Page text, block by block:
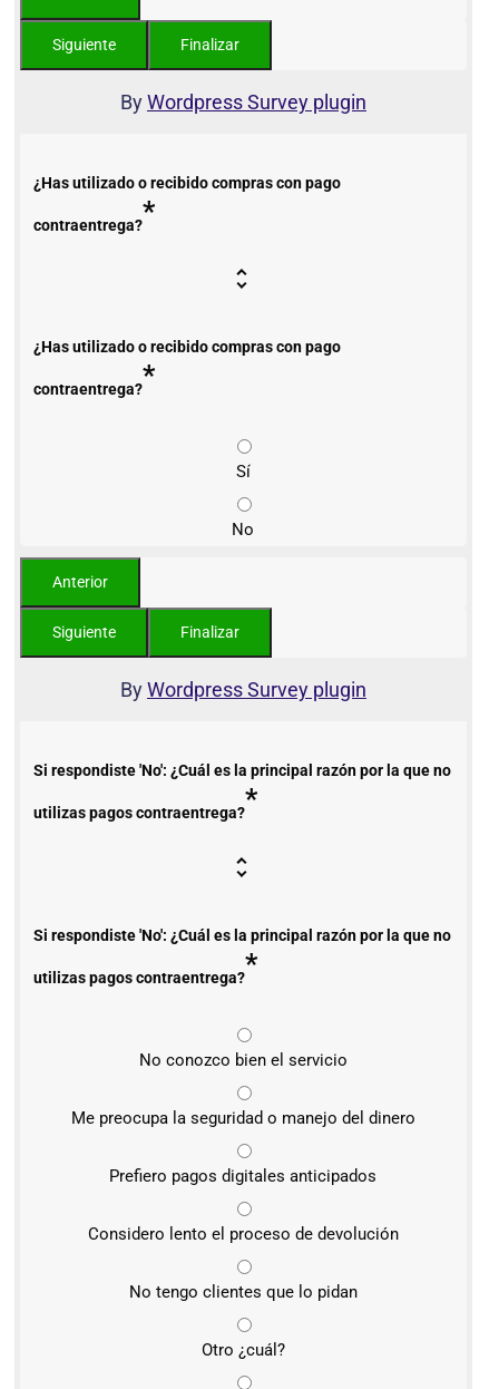
ByWordpress Survey plugin
¿Has utilizado o recibido compras con pago
contraentrega?*
¿Has utilizado o recibido compras con pago
contraentrega?*
Sí
No
ByWordpress Survey plugin
Si respondiste 'No': ¿Cuál es la principal razón por la que no
utilizas pagos contraentrega?*
Si respondiste 'No': ¿Cuál es la principal razón por la que no
utilizas pagos contraentrega?*
No conozco bien el servicio
Me preocupa la seguridad o manejo del dinero
Prefiero pagos digitales anticipados
Considero lento el proceso de devolución
No tengo clientes que lo pidan
Otro ¿cuál?